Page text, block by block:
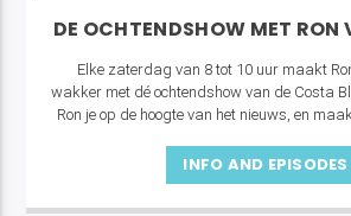
DE OCHTENDSHOW MET RON
Elke zaterdag van 8 tot 10 uur maakt
wakker met dé ochtendshow van de Costa Blanca. Elk
Ron je op de hoogte van het nieuws, en
INFO AND EPISODES